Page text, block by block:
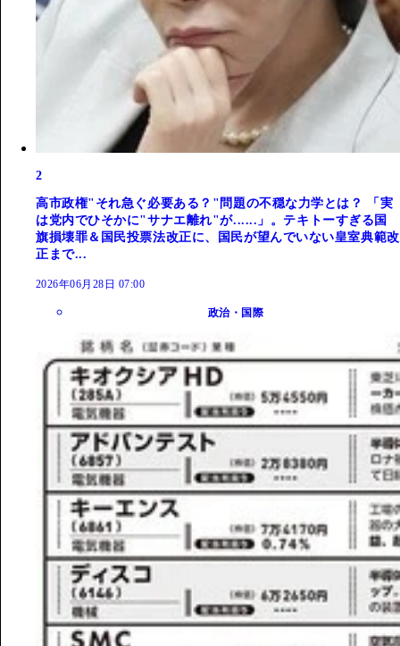
2
高市政権"それ急ぐ必要ある？"問題の不穏な力学とは？ 「実
は党内でひそかに"サナエ離れ"が......」。テキトーすぎる国
旗損壊罪＆国民投票法改正に、国民が望んでいない皇室典範改
正まで...
2026年06月28日 07:00
政治・国際